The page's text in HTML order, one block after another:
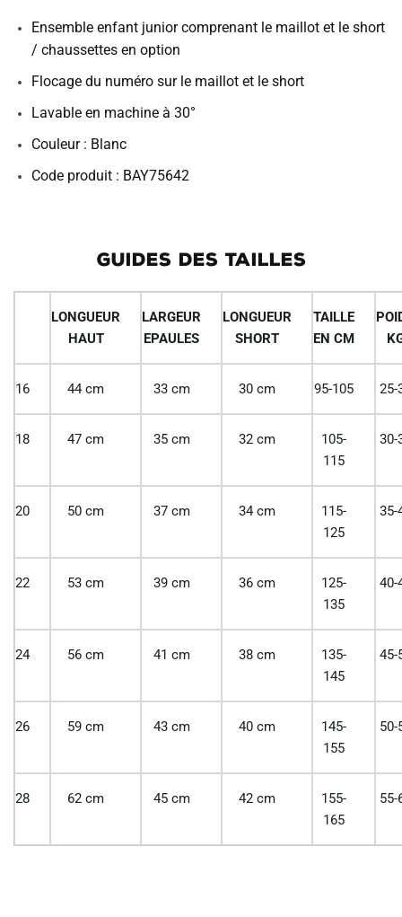
Ensemble enfant junior comprenant le maillot et le short
/ chaussettes en option
Flocage du numéro sur le maillot et le short
Lavable en machine à 30°
Couleur : Blanc
Code produit : BAY75642
GUIDES DES TAILLES
LONGUEUR
HAUT
LARGEUR
EPAULES
LONGUEUR
SHORT
TAILLE
EN CM
16 44 cm 33 cm 30 cm 95-105 25-
18 47 cm 35 cm 32 cm
105-
115
30-
20 50 cm 37 cm 34 cm
115-
125
35-
22 53 cm 39 cm 36 cm
125-
135
40-
24 56 cm 41 cm 38 cm
135-
145
45-
26 59 cm 43 cm 40 cm
145-
155
50-
28 62 cm 45 cm 42 cm
155-
165
55-